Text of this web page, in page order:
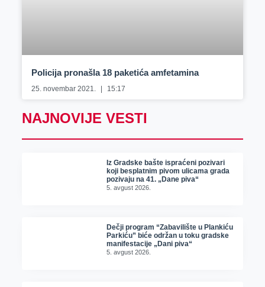
Policija pronašla 18 paketića amfetamina
25. novembar 2021. 15:17
NAJNOVIJE VESTI
Iz Gradske bašte ispraćeni pozivari
koji besplatnim pivom ulicama grada
pozivaju na 41. „Dane piva“
5. avgust 2026.
Dečji program “Zabavilište u Plankiću
Parkiću” biće održan u toku gradske
manifestacije „Dani piva“
5. avgust 2026.